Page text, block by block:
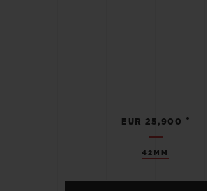
42MM
EUR 25,900 •